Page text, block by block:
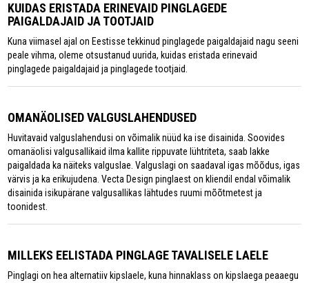
KUIDAS ERISTADA ERINEVAID PINGLAGEDE
PAIGALDAJAID JA TOOTJAID
Kuna viimasel ajal on Eestisse tekkinud pinglagede paigaldajaid nagu seeni
peale vihma, oleme otsustanud uurida, kuidas eristada erinevaid
pinglagede paigaldajaid ja pinglagede tootjaid.
OMANÄOLISED VALGUSLAHENDUSED
Huvitavaid valguslahendusi on võimalik nüüd ka ise disainida. Soovides
omanäolisi valgusallikaid ilma kallite rippuvate lühtriteta, saab lakke
paigaldada ka näiteks valguslae. Valguslagi on saadaval igas mõõdus, igas
värvis ja ka erikujudena. Vecta Design pinglaest on kliendil endal võimalik
disainida isikupärane valgusallikas lähtudes ruumi mõõtmetest ja
toonidest.
MILLEKS EELISTADA PINGLAGE TAVALISELE LAELE
Pinglagi on hea alternatiiv kipslaele, kuna hinnaklass on kipslaega peaaegu